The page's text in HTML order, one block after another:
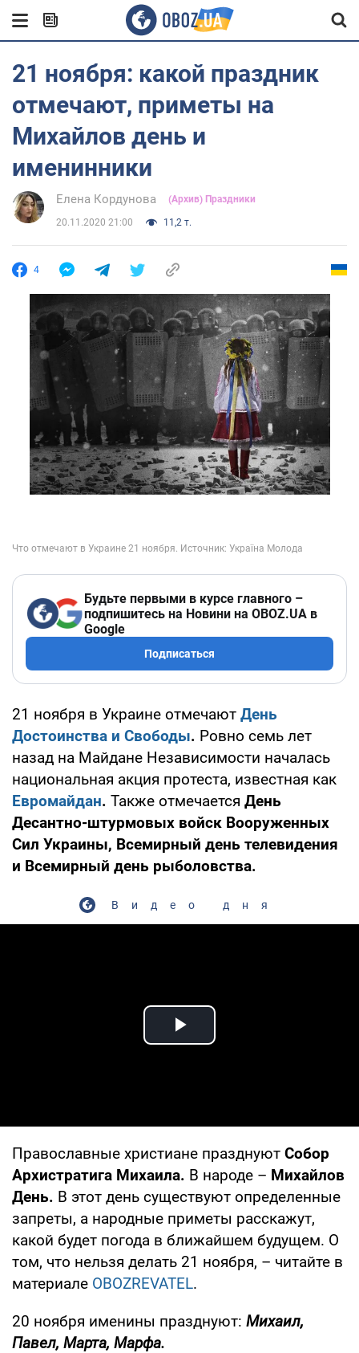
21 ноября: какой праздник
отмечают, приметы на
Михайлов день и
именинники
Елена Кордунова (Архив) Праздники
20.11.2020 21:00 11,2 т.
4
Будьте первыми в курсе главного –
подпишитесь на Новини на OBOZ.UA в
Google
Подписаться
21 ноября в Украине отмечают День
Достоинства и Свободы. Ровно семь лет
назад на Майдане Независимости началась
национальная акция протеста, известная как
Евромайдан. Также отмечается День
Десантно-штурмовых войск Вооруженных
Сил Украины, Всемирный день телевидения
и Всемирный день рыболовства.
Видео дня
Play Video
Православные христиане празднуют Собор
Архистратига Михаила. В народе – Михайлов
День. В этот день существуют определенные
запреты, а народные приметы расскажут,
какой будет погода в ближайшем будущем. О
том, что нельзя делать 21 ноября, – читайте в
материале OBOZREVATEL.
20 ноября именины празднуют: Михаил,
Павел, Марта, Марфа.